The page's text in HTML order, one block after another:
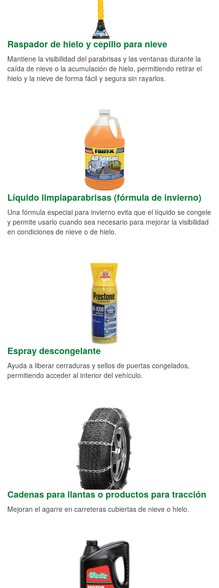
Raspador de hielo y cepillo para nieve
Mantiene la visibilidad del parabrisas y las ventanas durante la
caída de nieve o la acumulación de hielo, permitiendo retirar el
hielo y la nieve de forma fácil y segura sin rayarlos.
Líquido limpiaparabrisas (fórmula de invierno)
Una fórmula especial para invierno evita que el líquido se congele
y permite usarlo cuando sea necesario para mejorar la visibilidad
en condiciones de nieve o de hielo.
Espray descongelante
Ayuda a liberar cerraduras y sellos de puertas congelados,
permitiendo acceder al interior del vehículo.
Cadenas para llantas o productos para tracción
Mejoran el agarre en carreteras cubiertas de nieve o hielo.